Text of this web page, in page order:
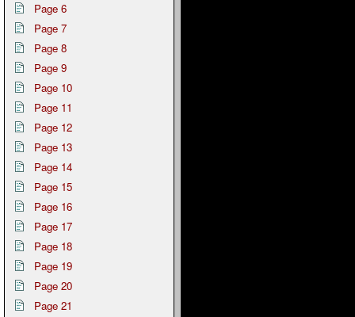
Page 6
Page 7
Page 8
Page 9
Page 10
Page 11
Page 12
Page 13
Page 14
Page 15
Page 16
Page 17
Page 18
Page 19
Page 20
Page 21